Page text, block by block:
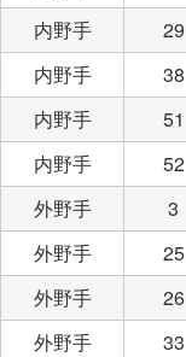
内野手
29
内野手
38
内野手
51
内野手
52
外野手
3
外野手
25
外野手
26
外野手
33